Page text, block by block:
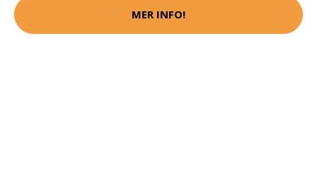
MER INFO!